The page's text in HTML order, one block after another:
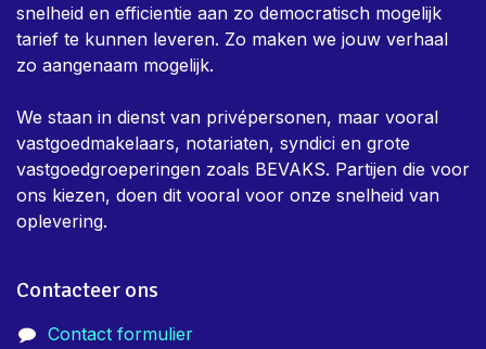
snelheid en efficientie aan zo democratisch mogelijk
tarief te kunnen leveren. Zo maken we jouw verhaal
zo aangenaam mogelijk.
We staan in dienst van privépersonen, maar vooral
vastgoedmakelaars, notariaten, syndici en grote
vastgoedgroeperingen zoals BEVAKS. Partijen die voor
ons kiezen, doen dit vooral voor onze snelheid van
oplevering.
Contacteer ons
Contact formulier